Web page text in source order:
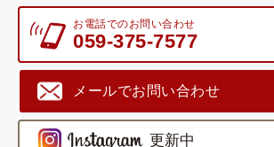
お電話でのお問い合わせ
059-375-7577
メールでお問い合わせ